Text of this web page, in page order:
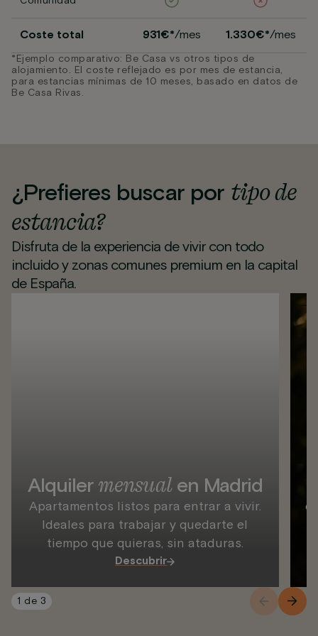
Coste total 931€*/mes 1.330€*/mes
*Ejemplo comparativo: Be Casa vs otros tipos de
alojamiento. El coste reflejado es por mes de estancia,
para estancias mínimas de 10 meses, basado en datos de
Be Casa Rivas.
¿Prefieres buscar por tipo de
estancia?
Disfruta de la experiencia de vivir con todo
incluido y zonas comunes premium en la capital
de España.
Alquilermensualen Madrid
Apartamentos listos para entrar a vivir.
Ideales para trabajar y quedarte el
tiempo que quieras, sin ataduras.
Descubrir
1 de 3